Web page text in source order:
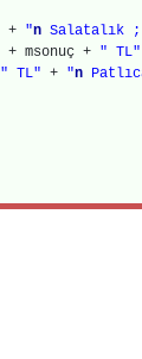
+ "n Salatalık
+ msonuç + " TL"
" TL" + "n